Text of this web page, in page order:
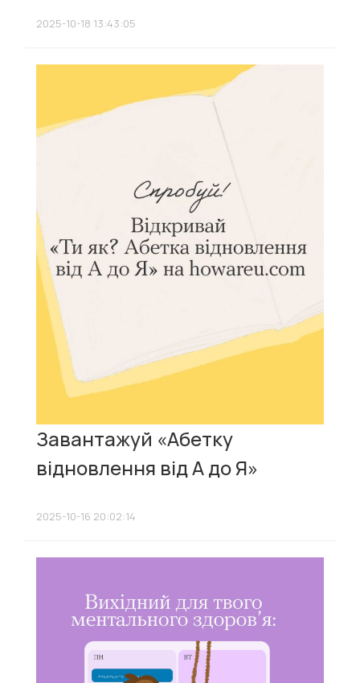
2025-10-18 13:43:05
Завантажуй «Абетку
відновлення від А до Я»
2025-10-16 20:02:14